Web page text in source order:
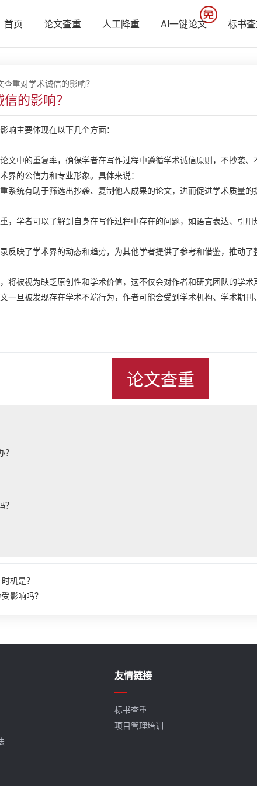
首页 论文查重 人工降重 AI一键论文 标书
查重对学术诚信的影响？
的影响？
响主要体现在以下几个方面：
文中的重复率，确保学者在写作过程中遵循学术诚信原则，不抄袭
界的公信力和专业形象。具体来说：
系统有助于筛选出抄袭、复制他人成果的论文，进而促进学术质量
，学者可以了解到自身在写作过程中存在的问题，如语言表达、引
反映了学术界的动态和趋势，为其他学者提供了参考和借鉴，推动了
将被视为缺乏原创性和学术价值，这不仅会对作者和研究团队的学
一旦被发现存在学术不端行为，作者可能会受到学术机构、学术期
论文查重
机是？
影响吗？
友情链接
标书查重
项目管理培训